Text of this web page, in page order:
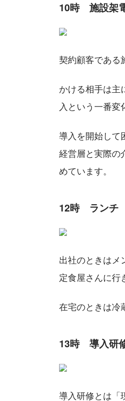
10時　施設架
契約顧客である
かける相手は主
入という一番変
導入を開始して
経営層と実際の
めています。
12時　ランチ
出社のときはメ
定食屋さんに行
在宅のときは冷
13時　導入研
導入研修とは「